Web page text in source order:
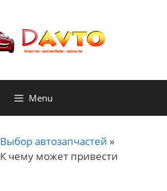
Menu
Выбор автозапчастей »
К чему может привести